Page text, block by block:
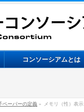
コンソーシアムとは
ペーパーの定義 » メモリ（性）表示